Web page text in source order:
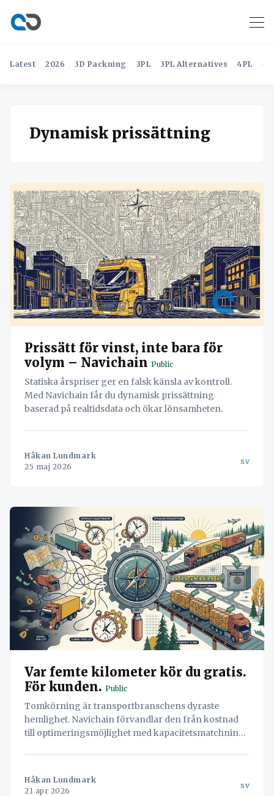
Latest 2026 3D Packning 3PL 3PL Alternatives 4PL
Dynamisk prissättning
Prissätt för vinst, inte bara för
volym – Navichain Public
Statiska årspriser ger en falsk känsla av kontroll.
Med Navichain får du dynamisk prissättning
baserad på realtidsdata och ökar lönsamheten.
Håkan Lundmark
25 maj 2026
sv
Var femte kilometer kör du gratis.
För kunden. Public
Tomkörning är transportbranschens dyraste
hemlighet. Navichain förvandlar den från kostnad
till optimeringsmöjlighet med kapacitetsmatchning
Håkan Lundmark
21 apr 2026
sv